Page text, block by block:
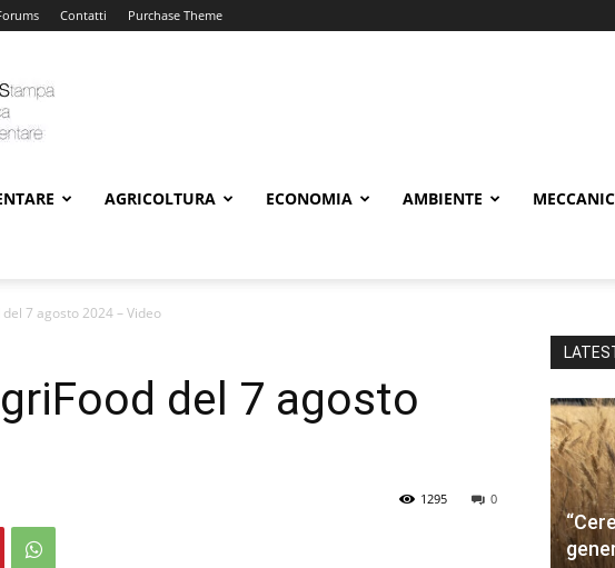
Contatti Purchase Theme
AGRICOLTURA ECONOMIA AMBIENTE
del 7 agosto 2024 – Video
del 7 agosto
0
1295